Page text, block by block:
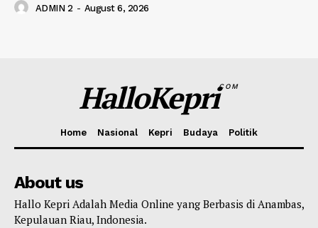
ADMIN 2 - August 6, 2026
HalloKepriCOM
Home Nasional Kepri Budaya Politik
About us
Hallo Kepri Adalah Media Online yang Berbasis di Anambas,
Kepulauan Riau, Indonesia.